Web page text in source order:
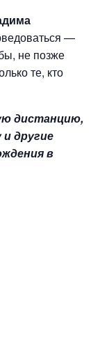
—
не позже
те, кто
дистанцию,
другие
в